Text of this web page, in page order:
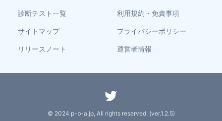
診断テスト一覧
サイトマップ
リリースノート
利用規約・免責事項
プライバシーポリシー
運営者情報
© 2024 p-b-a.jp, All rights reserved. (ver.1.2.5)